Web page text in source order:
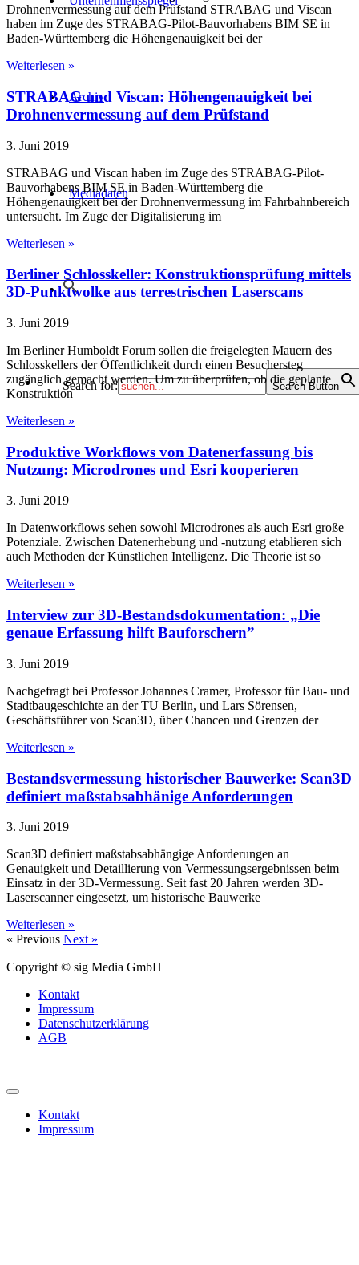
Archiv
Mediadaten
Search for: Search Button
Drohnenvermessung auf dem Prüfstand STRABAG und Viscan
haben im Zuge des STRABAG-Pilot-Bauvorhabens BIM SE in
Baden-Württemberg die Höhengenauigkeit bei der
Weiterlesen »
STRABAG und Viscan: Höhengenauigkeit bei
Drohnenvermessung auf dem Prüfstand
3. Juni 2019
STRABAG und Viscan haben im Zuge des STRABAG-Pilot-
Bauvorhabens BIM SE in Baden-Württemberg die
Höhengenauigkeit bei der Drohnenvermessung im Fahrbahnbereich
untersucht. Im Zuge der Digitalisierung im
Weiterlesen »
Berliner Schlosskeller: Konstruktionsprüfung mittels
3D-Punktwolke aus terrestrischen Laserscans
3. Juni 2019
Im Berliner Humboldt Forum sollen die freigelegten Mauern des
Schlosskellers der Öffentlichkeit durch einen Besuchersteg
zugänglich gemacht werden. Um zu überprüfen, ob die geplante
Konstruktion
Weiterlesen »
Produktive Workflows von Datenerfassung bis
Nutzung: Microdrones und Esri kooperieren
3. Juni 2019
In Datenworkflows sehen sowohl Microdrones als auch Esri große
Potenziale. Zwischen Datenerhebung und -nutzung etablieren sich
auch Methoden der Künstlichen Intelligenz. Die Theorie ist so
Weiterlesen »
Interview zur 3D-Bestandsdokumentation: „Die
genaue Erfassung hilft Bauforschern”
3. Juni 2019
Nachgefragt bei Professor Johannes Cramer, Professor für Bau- und
Stadtbaugeschichte an der TU Berlin, und Lars Sörensen,
Geschäftsführer von Scan3D, über Chancen und Grenzen der
Weiterlesen »
Bestandsvermessung historischer Bauwerke: Scan3D
definiert maßstabsabhänige Anforderungen
3. Juni 2019
Scan3D definiert maßstabsabhängige Anforderungen an
Genauigkeit und Detaillierung von Vermessungsergebnissen beim
Einsatz in der 3D-Vermessung. Seit fast 20 Jahren werden 3D-
Laserscanner eingesetzt, um historische Bauwerke
Weiterlesen »
« Previous Next »
Copyright © sig Media GmbH
Kontakt
Impressum
Datenschutzerklärung
AGB
Kontakt
Impressum